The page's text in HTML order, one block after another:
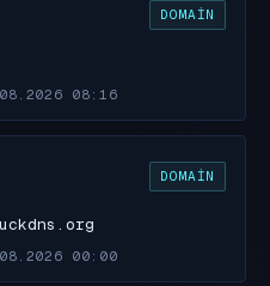
DOMAIN
08:16
DOMAIN
00:00